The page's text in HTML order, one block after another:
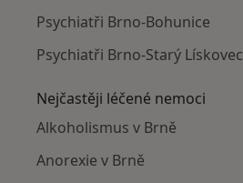
Psychiatři Brno-Bohunice
Psychiatři Brno-Starý Lískovec
Nejčastěji léčené nemoci
Alkoholismus v Brně
Anorexie v Brně